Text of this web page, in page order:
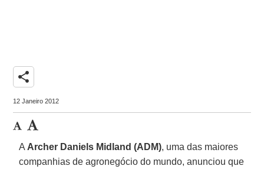
share
12 Janeiro 2012
A Archer Daniels Midland (ADM), uma das maiores
companhias de agronegócio do mundo, anunciou que